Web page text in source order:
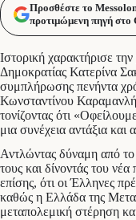
Προσθέστε το
προτιμώμενη πηγή στο
Iστορική χαρακτήρισε
Δημοκρατίας Κατερίνα
συμπλήρωσης πενήντα
Κωνσταντίνου
τονίζοντας ότι
μια συνέχεια αντάξια
Αντλώντας δύναμη από το
τους και δίνοντάς του
επίσης, ότι οι Έλληνες
καθώς η Ελλάδα της
μεταπολεμική στέρηση